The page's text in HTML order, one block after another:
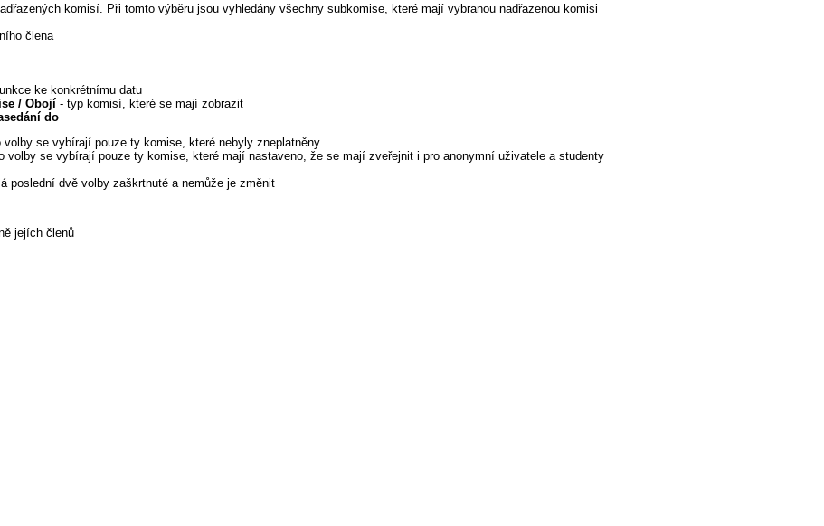
komisí. Při tomto výběru jsou vyhledány všechny subkomise, které mají vybranou nadřazenou komisi
člena
ke konkrétnímu datu
/ Obojí - typ komisí, které se mají zobrazit
do
se vybírají pouze ty komise, které nebyly zneplatněny
volby se vybírají pouze ty komise, které mají nastaveno, že se mají zveřejnit i pro anonymní uživatele a studenty
poslední dvě volby zaškrtnuté a nemůže je změnit
jejích členů